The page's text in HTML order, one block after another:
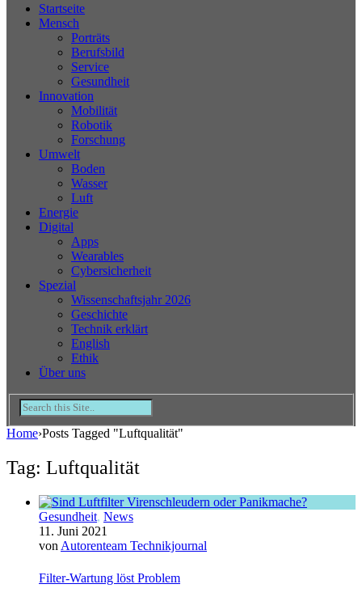
Startseite
Mensch
Porträts
Berufsbild
Service
Gesundheit
Innovation
Mobilität
Robotik
Forschung
Umwelt
Boden
Wasser
Luft
Energie
Digital
Apps
Wearables
Cybersicherheit
Spezial
Wissenschaftsjahr 2026
Geschichte
Technik erklärt
English
Ethik
Über uns
Home›Posts Tagged "Luftqualität"
Tag: Luftqualität
Gesundheit, News
11. Juni 2021
von Autorenteam Technikjournal
Filter-Wartung löst Problem